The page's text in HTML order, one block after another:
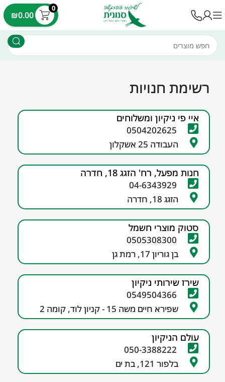
₪0.00
0
רשימת חנויות
איי פי ניקיון ומשלוחים
0504202625
העבודה 25 אשקלון
חנות מפעל, רח' הזגג 18, חדרה
04-6343929
הזגג 18, חדרה
סטוק מוצרי חשמל
0505308300
בן גוריון 17, רמת גן
שירז שירותי ניקיון
0549504366
שפירא חיים משה 15 - קניון לוד, קומה 2
עולם הניקיון
050-3388222
בלפור 121, בת ים
עלות משלוח 35 ש"ח - עד 7 ימי עסקים